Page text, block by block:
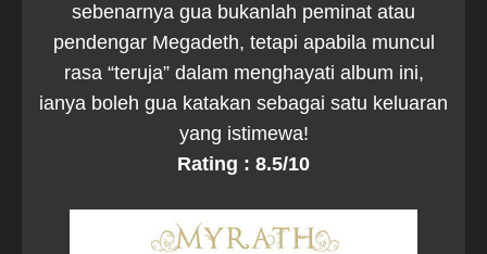
sebenarnya gua bukanlah peminat atau
pendengar Megadeth, tetapi apabila muncul
rasa “teruja” dalam menghayati album ini,
ianya boleh gua katakan sebagai satu keluaran
yang istimewa!
Rating : 8.5/10